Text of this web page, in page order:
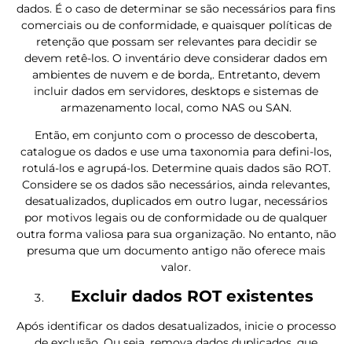
dados. É o caso de determinar se são necessários para fins
comerciais ou de conformidade, e quaisquer políticas de
retenção que possam ser relevantes para decidir se
devem retê-los. O inventário deve considerar dados em
ambientes de nuvem e de borda,. Entretanto, devem
incluir dados em servidores, desktops e sistemas de
armazenamento local, como NAS ou SAN.
Então, em conjunto com o processo de descoberta,
catalogue os dados e use uma taxonomia para defini-los,
rotulá-los e agrupá-los. Determine quais dados são ROT.
Considere se os dados são necessários, ainda relevantes,
desatualizados, duplicados em outro lugar, necessários
por motivos legais ou de conformidade ou de qualquer
outra forma valiosa para sua organização. No entanto, não
presuma que um documento antigo não oferece mais
valor.
Excluir dados ROT existentes
Após identificar os dados desatualizados, inicie o processo